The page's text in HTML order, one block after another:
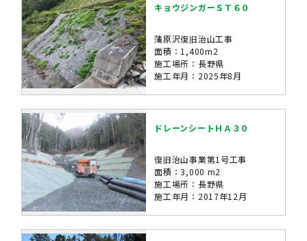
キョウジンガーＳＴ６０
蒲原沢復旧治山工事
面積：1,400m2
施工場所：長野県
施工年月：2025年8月
ドレーンシートＨＡ３０
復旧治山事業第1号工事
面積：3,000 m2
施工場所：長野県
施工年月：2017年12月